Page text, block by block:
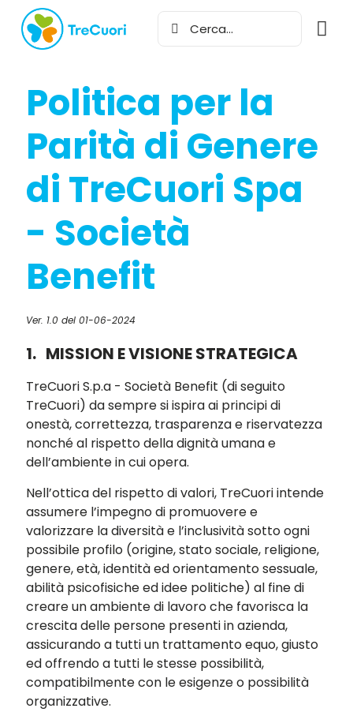
Politica per la
Parità di Genere
di TreCuori Spa
- Società
Benefit
Ver. 1.0 del 01-06-2024
1. MISSION E VISIONE STRATEGICA
TreCuori S.p.a - Società Benefit (di seguito
TreCuori) da sempre si ispira ai principi di
onestà, correttezza, trasparenza e riservatezza
nonché al rispetto della dignità umana e
dell’ambiente in cui opera.
Nell’ottica del rispetto di valori, TreCuori intende
assumere l’impegno di promuovere e
valorizzare la diversità e l’inclusività sotto ogni
possibile profilo (origine, stato sociale, religione,
genere, età, identità ed orientamento sessuale,
abilità psicofisiche ed idee politiche) al fine di
creare un ambiente di lavoro che favorisca la
crescita delle persone presenti in azienda,
assicurando a tutti un trattamento equo, giusto
ed offrendo a tutti le stesse possibilità,
compatibilmente con le esigenze o possibilità
organizzative.